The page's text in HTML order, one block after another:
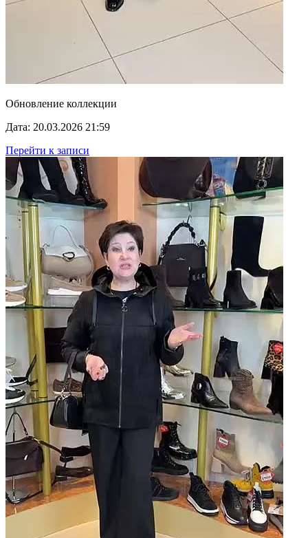
Обновление коллекции
Дата: 20.03.2026 21:59
Перейти к записи